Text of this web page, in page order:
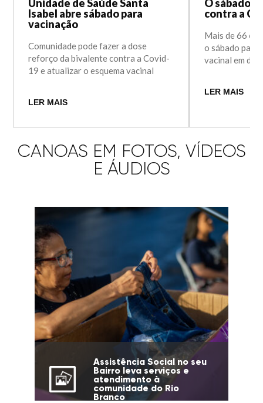
Unidade de Saúde Santa
Isabel abre sábado para
vacinação
Comunidade pode fazer a dose
reforço da bivalente contra a Covid-
19 e atualizar o esquema vacinal
LER MAIS
O sábado
contra a
Mais de 66
o sábado para
vacinal em dia
LER MAIS
CANOAS EM FOTOS, VÍDEOS
E ÁUDIOS
Assistência Social no seu
Bairro leva serviços e
atendimento à
comunidade do Rio
Branco